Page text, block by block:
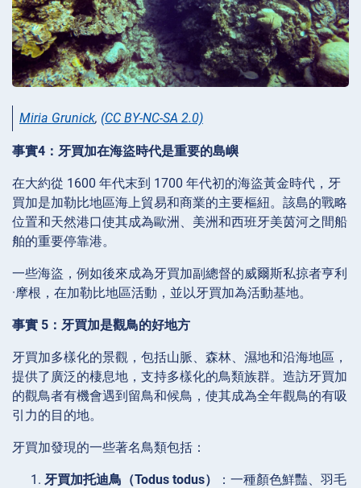
Miria Grunick, (CC BY-NC-SA 2.0)
事實4：牙買加在海盜時代是重要的島嶼
在大約從 1600 年代末到 1700 年代初的海盜黃金時代，牙
買加是加勒比地區海上貿易和商業的主要樞紐。該島的戰略
位置和天然港口使其成為歐洲、美洲和西班牙美茵河之間船
舶的重要停靠港。
一些海盜，例如後來成為牙買加副總督的威爾斯私掠者亨利
·摩根，在加勒比地區活動，並以牙買加為活動基地。
事實 5：牙買加是觀鳥的好地方
牙買加多樣化的景觀，包括山脈、森林、濕地和沿海地區，
提供了廣泛的棲息地，支持多樣化的鳥類族群。造訪牙買加
的觀鳥者有機會遇到留鳥和候鳥，使其成為全年觀鳥的有吸
引力的目的地。
牙買加發現的一些著名鳥類包括：
牙買加托迪鳥（Todus todus）
：一種顏色鮮豔、羽毛